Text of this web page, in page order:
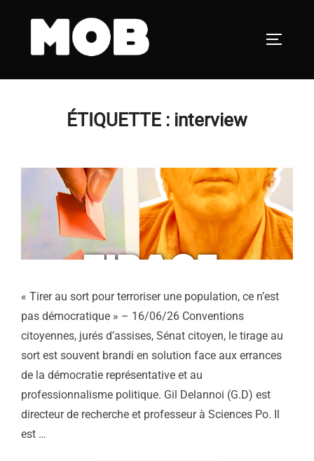
ÉTIQUETTE : interview
« Tirer au sort pour terroriser une population, ce n’est
pas démocratique » – 16/06/26 Conventions
citoyennes, jurés d’assises, Sénat citoyen, le tirage au
sort est souvent brandi en solution face aux errances
de la démocratie représentative et au
professionnalisme politique. Gil Delannoi (G.D) est
directeur de recherche et professeur à Sciences Po. Il
est …